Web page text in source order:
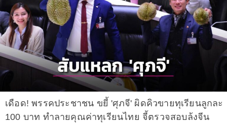
เดือด! พรรคประชาชน ขยี้ 'ศุภจี' ผิดคิวขายทุเรียนลูกละ
100 บาท ทำลายคุณค่าทุเรียนไทย จี้ตรวจสอบล้งจีน